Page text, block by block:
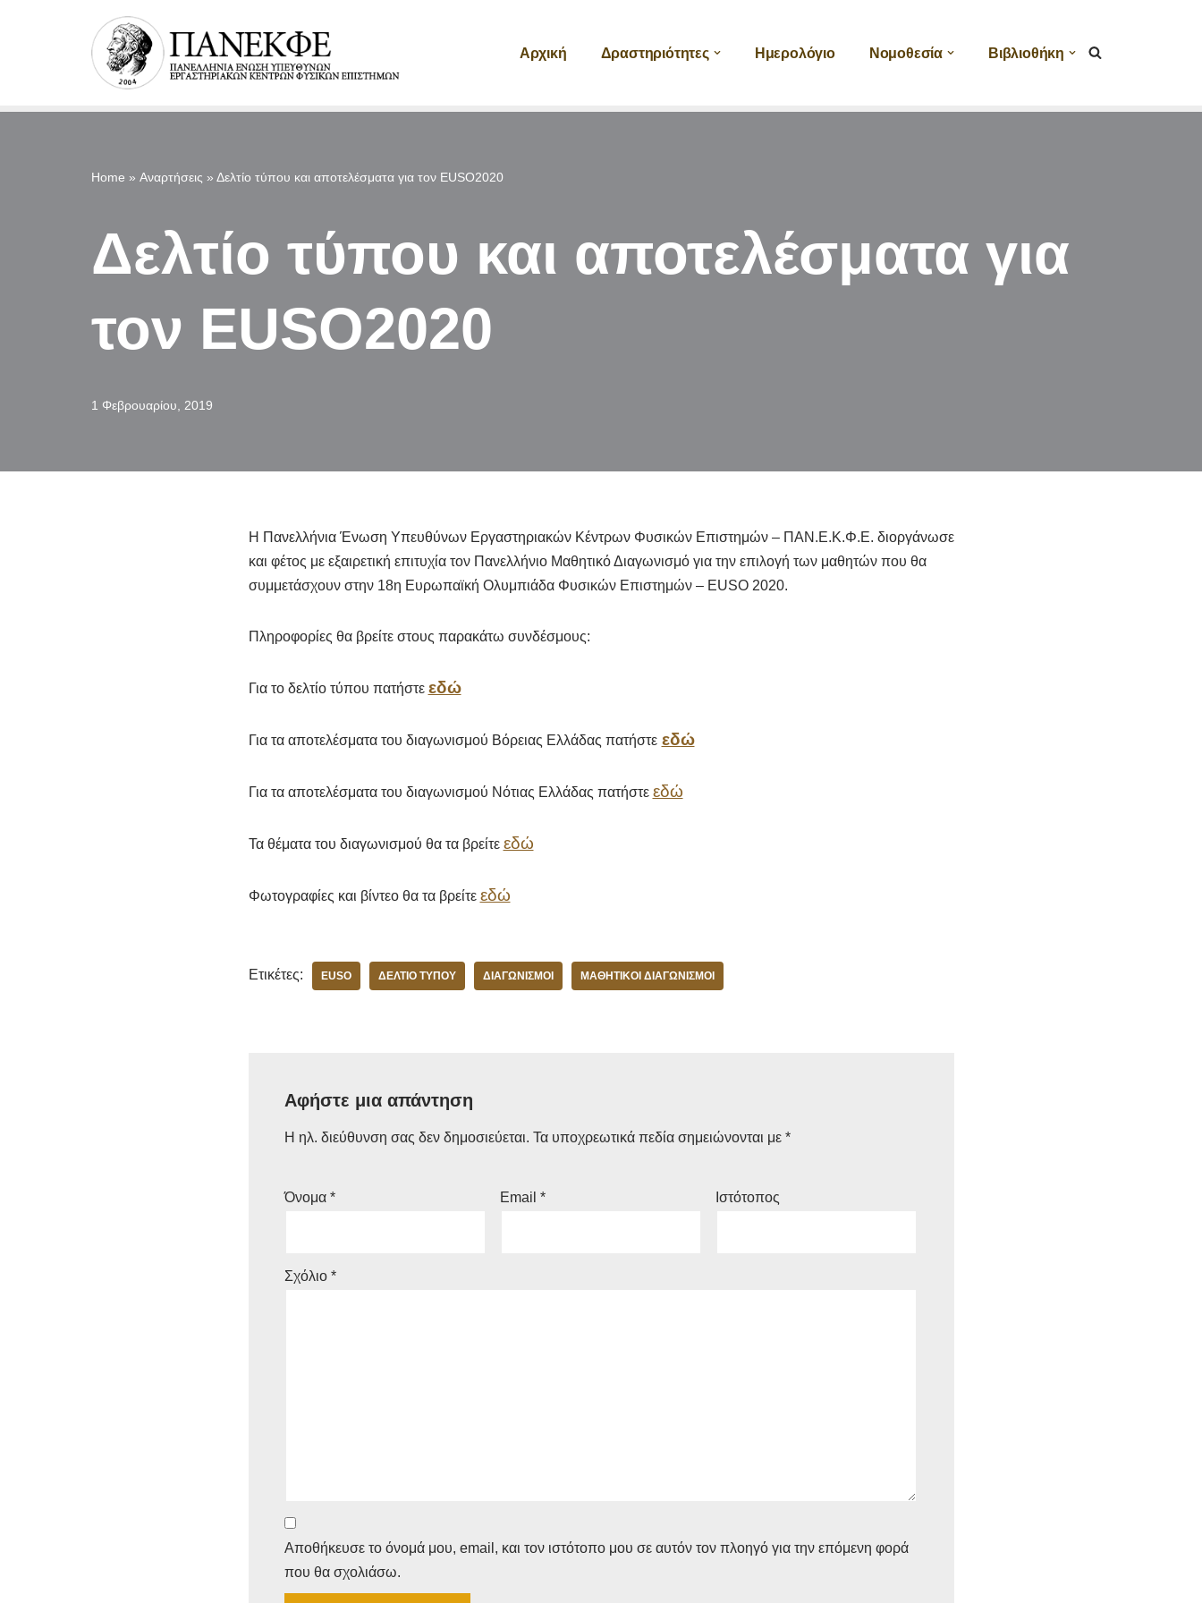
Μεταπηδήστε
Αρχική Δραστηριότητες Ημερολόγιο Νομοθεσία Βιβλιοθήκη
Home » Αναρτήσεις » Δελτίο τύπου και αποτελέσματα για τον EUSO2020
Δελτίο τύπου και αποτελέσματα για
τον EUSO2020
1 Φεβρουαρίου, 2019
Η Πανελλήνια Ένωση Υπευθύνων Εργαστηριακών Κέντρων Φυσικών Επιστημών – ΠΑΝ.Ε.Κ.Φ.Ε. διοργάνωσε
και φέτος με εξαιρετική επιτυχία τον Πανελλήνιο Μαθητικό Διαγωνισμό για την επιλογή των μαθητών που θα
συμμετάσχουν στην 18η Ευρωπαϊκή Ολυμπιάδα Φυσικών Επιστημών – EUSO 2020.
Πληροφορίες θα βρείτε στους παρακάτω συνδέσμους:
Για το δελτίο τύπου πατήστε εδώ
Για τα αποτελέσματα του διαγωνισμού Βόρειας Ελλάδας πατήστε εδώ
Για τα αποτελέσματα του διαγωνισμού Νότιας Ελλάδας πατήστε εδώ
Τα θέματα του διαγωνισμού θα τα βρείτε εδώ
Φωτογραφίες και βίντεο θα τα βρείτε εδώ
Ετικέτες: EUSO ΔΕΛΤΊΟ ΤΎΠΟΥ ΔΙΑΓΩΝΙΣΜΟΊ ΜΑΘΗΤΙΚOΊ ΔΙΑΓΩΝΙΣΜΟΊ
Αφήστε μια απάντηση
Η ηλ. διεύθυνση σας δεν δημοσιεύεται. Τα υποχρεωτικά πεδία σημειώνονται με *
Όνομα * Email * Ιστότοπος
Σχόλιο *
Αποθήκευσε το όνομά μου, email, και τον ιστότοπο μου σε αυτόν τον πλοηγό για την επόμενη φορά
που θα σχολιάσω.